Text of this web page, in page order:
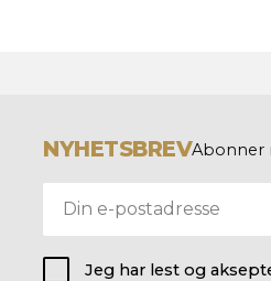
NYHETSBREVAbonner
Jeg har lest og